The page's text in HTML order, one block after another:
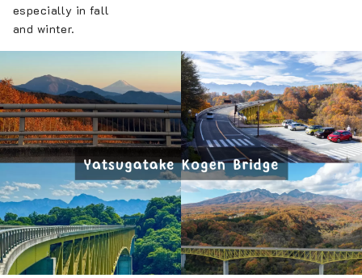
especially in fall
and winter.